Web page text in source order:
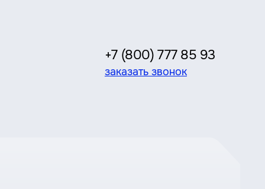
+7 (800) 777 85 93
заказать звонок